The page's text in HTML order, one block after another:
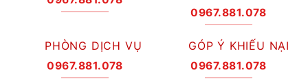
0967.881.078
PHÒNG DỊCH VỤ
0967.881.078
GÓP Ý KHIẾU NẠI
0967.881.078